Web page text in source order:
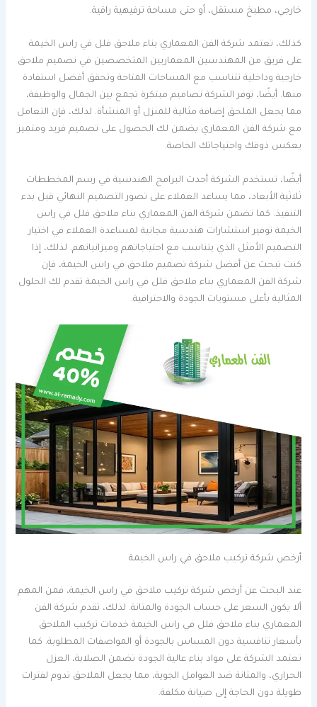
خارجي، مطبخ مستقل، أو حتى مساحة ترفيهية راقية.
كذلك، تعتمد شركة الفن المعماري بناء ملاحق فلل في راس الخيمة
على فريق من المهندسين المعماريين المتخصصين في تصميم ملاحق
خارجية وداخلية تتناسب مع المساحات المتاحة وتحقق أفضل استفادة
منها. أيضًا، توفر الشركة تصاميم مبتكرة تجمع بين الجمال والوظيفة،
مما يجعل الملحق إضافة مثالية للمنزل أو المنشأة. لذلك، فإن التعامل
مع شركة الفن المعماري يضمن لك الحصول على تصميم فريد ومتميز
يعكس ذوقك واحتياجاتك الخاصة.
أيضًا، تستخدم الشركة أحدث البرامج الهندسية في رسم المخططات
ثلاثية الأبعاد، مما يساعد العملاء على تصور التصميم النهائي قبل بدء
التنفيذ. كما تضمن شركة الفن المعماري بناء ملاحق فلل في راس
الخيمة توفير استشارات هندسية مجانية لمساعدة العملاء في اختيار
التصميم الأمثل الذي يتناسب مع احتياجاتهم وميزانياتهم. لذلك، إذا
كنت تبحث عن أفضل شركة تصميم ملاحق في راس الخيمة، فإن
شركة الفن المعماري بناء ملاحق فلل في راس الخيمة تقدم لك الحلول
المثالية بأعلى مستويات الجودة والاحترافية.
أرخص شركة تركيب ملاحق في راس الخيمة
عند البحث عن أرخص شركة تركيب ملاحق في راس الخيمة، فمن المهم
ألا يكون السعر على حساب الجودة والمتانة. لذلك، تقدم شركة الفن
المعماري بناء ملاحق فلل في راس الخيمة خدمات تركيب الملاحق
بأسعار تنافسية دون المساس بالجودة أو المواصفات المطلوبة. كما
تعتمد الشركة على مواد بناء عالية الجودة تضمن الصلابة، العزل
الحراري، والمتانة ضد العوامل الجوية، مما يجعل الملاحق تدوم لفترات
طويلة دون الحاجة إلى صيانة مكلفة.